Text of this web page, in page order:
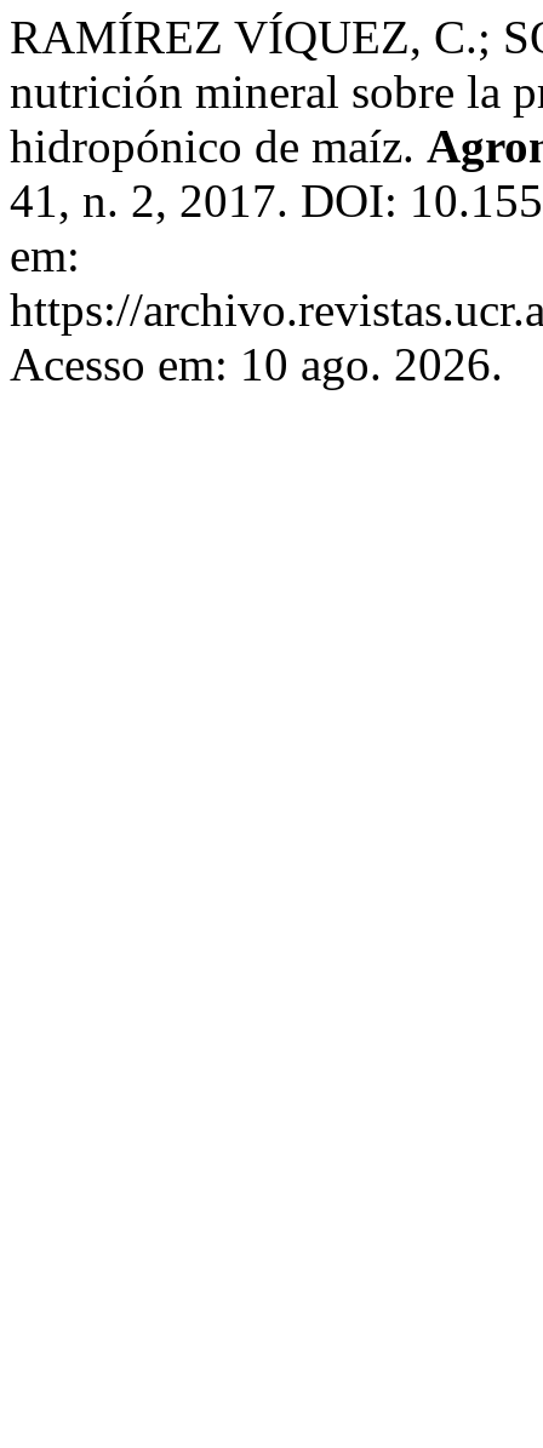
RAMÍREZ VÍQUEZ, C.;
nutrición mineral sobre la
hidropónico de maíz.
41, n. 2, 2017. DOI:
em:
https://
Acesso em: 10 ago. 2026.